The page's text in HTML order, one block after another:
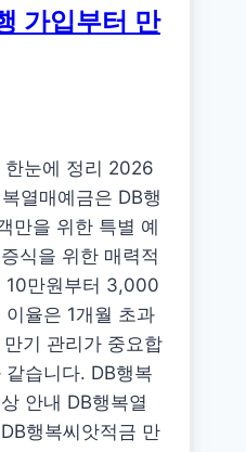
가입부터 만
눈에 정리 2026
열매예금은 DB행
만을 위한 특별 예
식을 위한 매력적
10만원부터 3,000
율은 1개월 초과
기 관리가 중요합
습니다. DB행복
안내 DB행복열
행복씨앗적금 만